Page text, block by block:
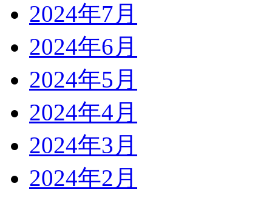
2024年7月
2024年6月
2024年5月
2024年4月
2024年3月
2024年2月